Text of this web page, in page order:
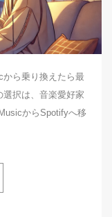
ら乗り換えたら最
択は、音楽愛好家
からSpotifyへ移